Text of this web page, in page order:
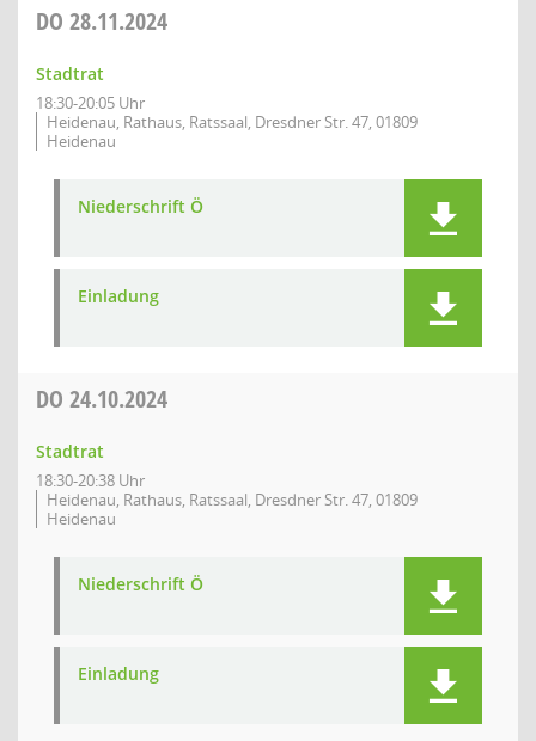
DO 28.11.2024
Stadtrat
18:30-20:05 Uhr
Heidenau, Rathaus, Ratssaal, Dresdner Str. 47, 01809
Heidenau
Niederschrift Ö
Einladung
DO 24.10.2024
Stadtrat
18:30-20:38 Uhr
Heidenau, Rathaus, Ratssaal, Dresdner Str. 47, 01809
Heidenau
Niederschrift Ö
Einladung